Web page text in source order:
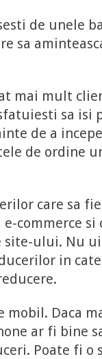
de unele
sa
mai mult
sa isi
de a
de ordine
care sa
commerce si
site-ului. Nu
in
mobil. Daca
ar fi bine
Poate fi o